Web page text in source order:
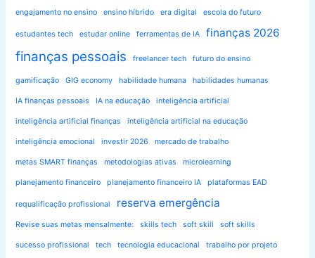
engajamento no ensino ensino híbrido era digital escola do futuro
estudantes tech estudar online ferramentas de IA finanças 2026
finanças pessoais freelancer tech futuro do ensino
gamificação GIG economy habilidade humana habilidades humanas
IA finanças pessoais IA na educação inteligência artificial
inteligência artificial finanças inteligência artificial na educação
inteligência emocional investir 2026 mercado de trabalho
metas SMART finanças metodologias ativas microlearning
planejamento financeiro planejamento financeiro IA plataformas EAD
requalificação profissional reserva emergência
Revise suas metas mensalmente: skills tech soft skill soft skills
sucesso profissional tech tecnologia educacional trabalho por projeto